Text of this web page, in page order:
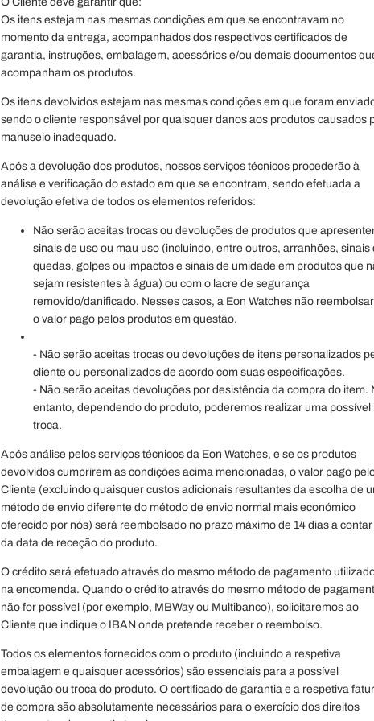
Os itens estejam nas mesmas condições em que se encontravam no
momento da entrega, acompanhados dos respectivos certificados de
garantia, instruções, embalagem, acessórios e/ou demais documentos
acompanham os produtos.
Os itens devolvidos estejam nas mesmas condições em que foram
sendo o cliente responsável por quaisquer danos aos produtos causados
manuseio inadequado.
Após a devolução dos produtos, nossos serviços técnicos procederão à
análise e verificação do estado em que se encontram, sendo efetuada a
devolução efetiva de todos os elementos referidos:
Não serão aceitas trocas ou devoluções de produtos que
sinais de uso ou mau uso (incluindo, entre outros, arranhões, sinais
quedas, golpes ou impactos e sinais de umidade em produtos que
sejam resistentes à água) ou com o lacre de segurança
removido/danificado. Nesses casos, a Eon Watches não
o valor pago pelos produtos em questão.
- Não serão aceitas trocas ou devoluções de itens personalizados
cliente ou personalizados de acordo com suas especificações.
- Não serão aceitas devoluções por desistência da compra do item.
entanto, dependendo do produto, poderemos realizar uma possível
troca.
Após análise pelos serviços técnicos da Eon Watches, e se os produtos
devolvidos cumprirem as condições acima mencionadas, o valor pago
Cliente (excluindo quaisquer custos adicionais resultantes da escolha de
método de envio diferente do método de envio normal mais económico
oferecido por nós) será reembolsado no prazo máximo de 14 dias a contar
da data de receção do produto.
O crédito será efetuado através do mesmo método de pagamento
na encomenda. Quando o crédito através do mesmo método de
não for possível (por exemplo, MBWay ou Multibanco), solicitaremos ao
Cliente que indique o IBAN onde pretende receber o reembolso.
Todos os elementos fornecidos com o produto (incluindo a respetiva
embalagem e quaisquer acessórios) são essenciais para a possível
devolução ou troca do produto. O certificado de garantia e a respetiva
de compra são absolutamente necessários para o exercício dos direitos